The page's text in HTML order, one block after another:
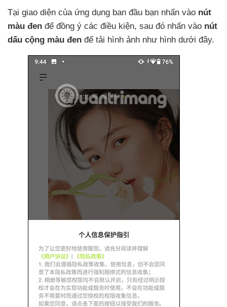
Tại giao diện của ứng dụng ban đầu bạn nhấn vào nút
màu đen để đồng ý các điều kiện, sau đó nhấn vào nút
dấu cộng màu đen để tải hình ảnh như hình dưới đây.